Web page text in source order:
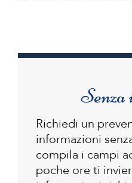
Senza
Richiedi un
informazioni
compila i campi
poche ore ti